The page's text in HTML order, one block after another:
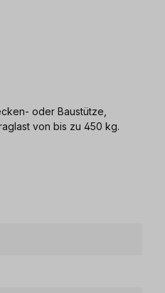
oder Baustütze,
von bis zu 450 kg.